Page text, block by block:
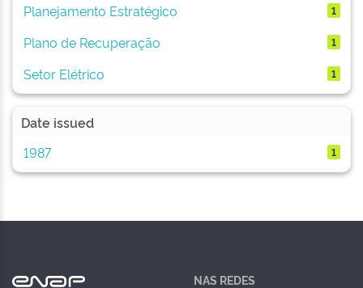
Planejamento Estratégico 1
Plano de Recuperação 1
Setor Elétrico 1
Date issued
1987
1
NAS REDES